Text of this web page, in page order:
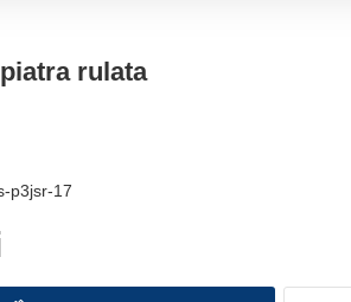
rulata
p3jsr-17